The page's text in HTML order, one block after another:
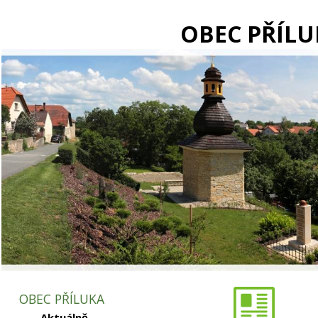
OBEC
OBEC PŘÍLUKA